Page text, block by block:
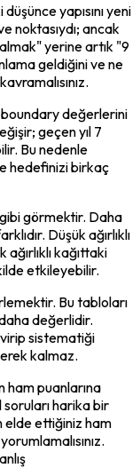
yapısını yeni
noktasıydı; ancak
yerine artık "9
geldiğini ve ne
boundary değerlerini
geçen yıl 7
Bu nedenle
hedefinizi birkaç
görmektir. Daha
Düşük ağırlıklı
kağıttaki
etkileyebilir.
Bu tabloları
daha değerlidir.
sistematiği
kalmaz.
ham puanlarına
harika bir
elde ettiğiniz ham